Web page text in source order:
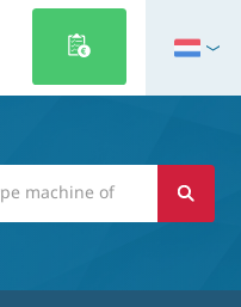
English
Deutsch
Polski